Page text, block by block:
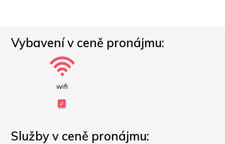
Vybavení v ceně pronájmu:
wifi
Služby v ceně pronájmu: